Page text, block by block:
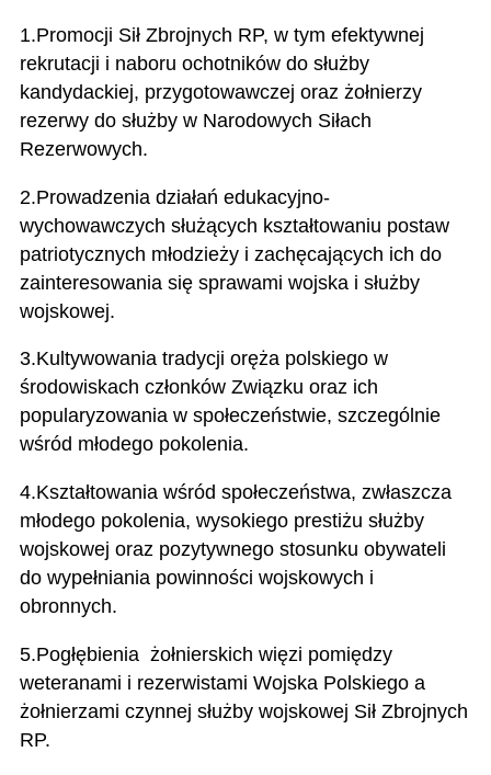
1.Promocji Sił Zbrojnych RP, w tym efektywnej
rekrutacji i naboru ochotników do służby
kandydackiej, przygotowawczej oraz żołnierzy
rezerwy do służby w Narodowych Siłach
Rezerwowych.
2.Prowadzenia działań edukacyjno-
wychowawczych służących kształtowaniu postaw
patriotycznych młodzieży i zachęcających ich do
zainteresowania się sprawami wojska i służby
wojskowej.
3.Kultywowania tradycji oręża polskiego w
środowiskach członków Związku oraz ich
popularyzowania w społeczeństwie, szczególnie
wśród młodego pokolenia.
4.Kształtowania wśród społeczeństwa, zwłaszcza
młodego pokolenia, wysokiego prestiżu służby
wojskowej oraz pozytywnego stosunku obywateli
do wypełniania powinności wojskowych i
obronnych.
5.Pogłębienia żołnierskich więzi pomiędzy
weteranami i rezerwistami Wojska Polskiego a
żołnierzami czynnej służby wojskowej Sił Zbrojnych
RP.